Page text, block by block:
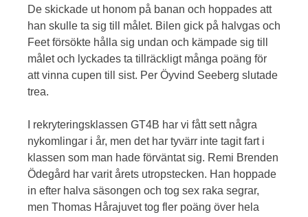
De skickade ut honom på banan och hoppades att
han skulle ta sig till målet. Bilen gick på halvgas och
Feet försökte hålla sig undan och kämpade sig till
målet och lyckades ta tillräckligt många poäng för
att vinna cupen till sist. Per Öyvind Seeberg slutade
trea.
I rekryteringsklassen GT4B har vi fått sett några
nykomlingar i år, men det har tyvärr inte tagit fart i
klassen som man hade förväntat sig. Remi Brenden
Ödegård har varit årets utropstecken. Han hoppade
in efter halva säsongen och tog sex raka segrar,
men Thomas Hårajuvet tog fler poäng över hela